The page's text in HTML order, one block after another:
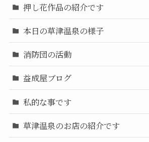
押し花作品の紹介です
本日の草津温泉の様子
消防団の活動
益成屋ブログ
私的な事です
草津温泉のお店の紹介です